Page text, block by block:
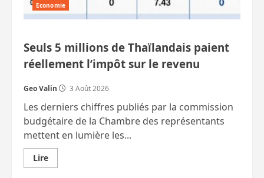
Economie
Seuls 5 millions de Thaïlandais paient
réellement l’impôt sur le revenu
Geo Valin 3 Août 2026
Les derniers chiffres publiés par la commission
budgétaire de la Chambre des représentants
mettent en lumière les...
LireEn
savoir